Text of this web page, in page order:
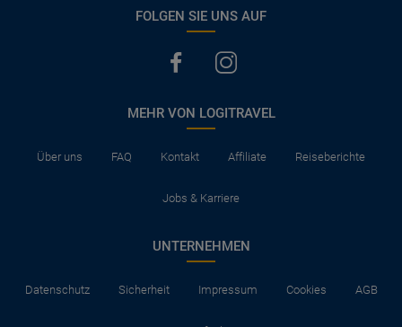
FOLGEN SIE UNS AUF
MEHR VON LOGITRAVEL
Über uns FAQ Kontakt Affiliate Reiseberichte
Jobs & Karriere
UNTERNEHMEN
Datenschutz Sicherheit Impressum Cookies AGB